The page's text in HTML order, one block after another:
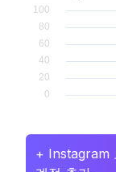
+ Instagram